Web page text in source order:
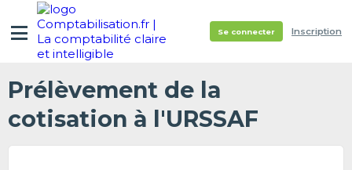
Se connecter Inscription
Prélèvement de la
cotisation à l'URSSAF